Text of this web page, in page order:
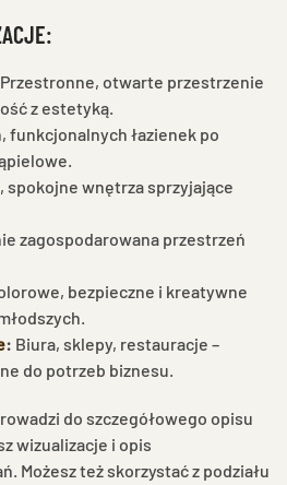
Przestronne, otwarte przestrzenie
z estetyką.
funkcjonalnych łazienek po
spokojne wnętrza sprzyjające
zagospodarowana przestrzeń
bezpieczne i kreatywne
: Biura, sklepy, restauracje –
do potrzeb biznesu.
do szczegółowego opisu
wizualizacje i opis
Możesz też skorzystać z podziału